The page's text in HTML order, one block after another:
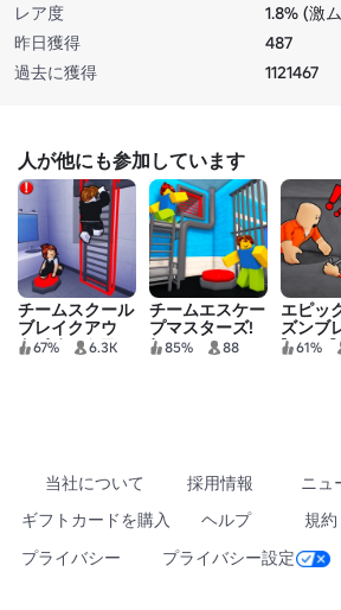
レア度
1.8% (激
昨日獲得
487
過去に獲得
1121467
人が他にも参加しています
チームスクール
ブレイクアウ
ト! (チームワー
67% 6.3K
チームエスケー
プマスターズ!
(TEAMWORK
85% 88
エピッ
ズンブ
[OBBY]
61%
当社について 採用情報 ニュ
ギフトカードを購入
ヘルプ 規約
プライバシー
プライバシー設定